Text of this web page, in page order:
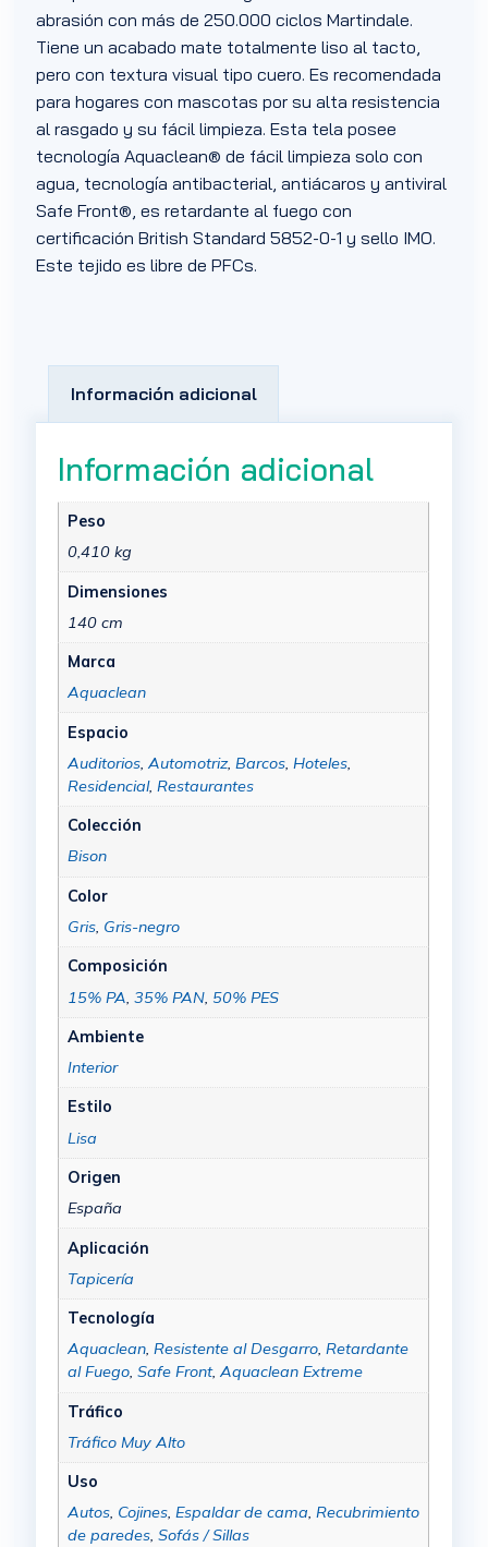
abrasión con más de 250.000 ciclos Martindale.
Tiene un acabado mate totalmente liso al tacto,
pero con textura visual tipo cuero. Es recomendada
para hogares con mascotas por su alta resistencia
al rasgado y su fácil limpieza. Esta tela posee
tecnología Aquaclean® de fácil limpieza solo con
agua, tecnología antibacterial, antiácaros y antiviral
Safe Front®, es retardante al fuego con
certificación British Standard 5852-0-1 y sello IMO.
Este tejido es libre de PFCs.
Información adicional
Información adicional
Peso
0,410 kg
Dimensiones
140 cm
Marca
Aquaclean
Espacio
Auditorios, Automotriz, Barcos, Hoteles,
Residencial, Restaurantes
Colección
Bison
Color
Gris, Gris-negro
Composición
15% PA 35% PAN, 50% PES
Ambiente
Interior
Estilo
Lisa
Origen
España
Aplicación
Tapicería
Tecnología
Aquaclean, Resistente al Desgarro, Retardante
al Fuego, Safe Front, Aquaclean Extreme
Tráfico
Tráfico Muy Alto
Uso
Autos, Cojines, Espaldar de cama, Recubrimiento
de paredes, Sofás / Sillas